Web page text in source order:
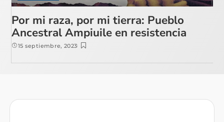
Por mi raza, por mi tierra: Pueblo
Ancestral Ampiuile en resistencia
15 septiembre, 2023